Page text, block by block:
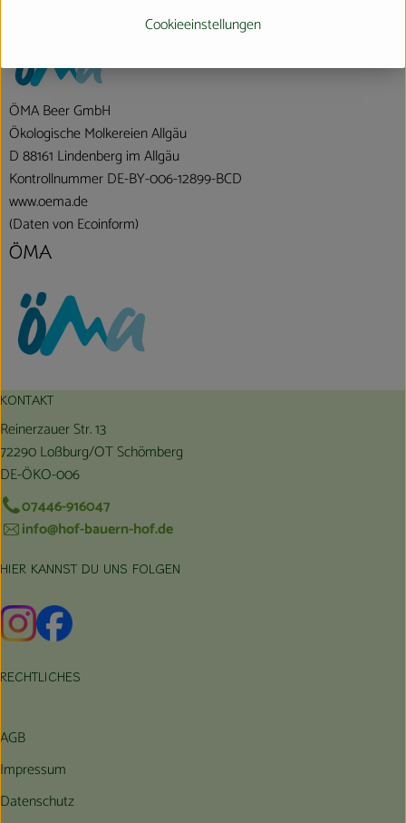
ÖMA Beer GmbH
Ökologische Molkereien Allgäu
D 88161 Lindenberg im Allgäu
Kontrollnummer DE-BY-006-12899-BCD
www.oema.de
(Daten von Ecoinform)
ÖMA
KONTAKT
Reinerzauer Str. 13
72290 Loßburg/OT Schömberg
DE-ÖKO-006
07446-916047
info@hof-bauern-hof.de
HIER KANNST DU UNS FOLGEN
Externer Link zu https://www.instagram.com/hofbauernhof/
Externer Link zu https://www.facebook.com/
RECHTLICHES
AGB
Impressum
Datenschutz
Cookieeinstellungen